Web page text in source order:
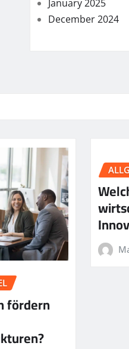
January 2025
December 2024
fördern